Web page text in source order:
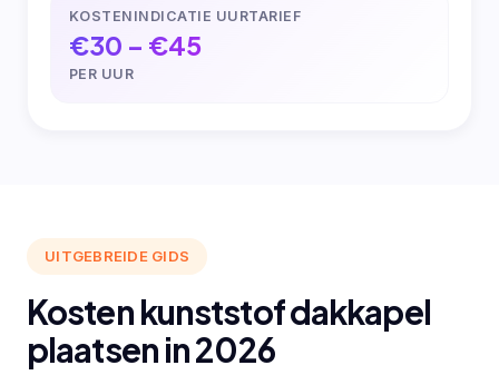
KOSTENINDICATIE UURTARIEF
€30 – €45
PER UUR
UITGEBREIDE GIDS
Kosten kunststof dakkapel
plaatsen in 2026